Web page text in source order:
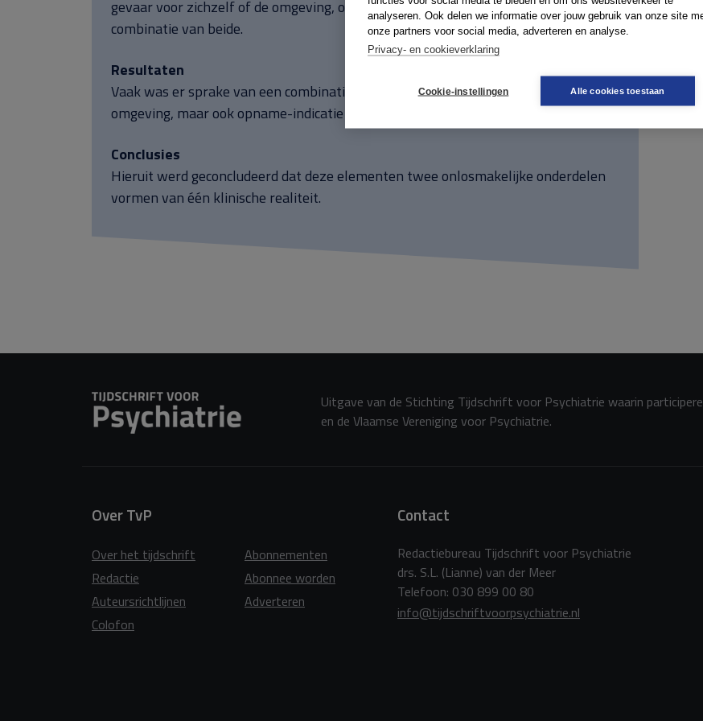
gevaar voor zichzelf of de omgeving, of opname voor eigen bestwil, of een
combinatie van beide.
Resultaten
Vaak was er sprake van een combinatie van gevaar voor zichzelf en/of de
omgeving, maar ook opname-indicatie voor eigen bestwil.
Conclusies
Hieruit werd geconcludeerd dat deze elementen twee onlosmakelijke onderdelen
vormen van één klinische realiteit.
Uitgave van de Stichting Tijdschrift voor Psychiatrie waarin
en de Vlaamse Vereniging voor Psychiatrie.
Over TvP
Over het tijdschrift
Redactie
Auteursrichtlijnen
Colofon
Abonnementen
Abonnee worden
Adverteren
Contact
Redactiebureau Tijdschrift voor Psychiatrie
drs. S.L. (Lianne) van der Meer
Telefoon: 030 899 00 80
info@tijdschriftvoorpsychiatrie.nl
analyseren. Ook delen we informatie over jouw gebruik van onze site
onze partners voor social media, adverteren en analyse.
Privacy- en cookieverklaring
Cookie-instellingen Alle cookies toestaan